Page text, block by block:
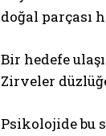
doğal parçası
Bir hedefe
Zirveler
Psikolojide bu